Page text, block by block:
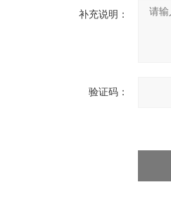
补充说明：
验证码：